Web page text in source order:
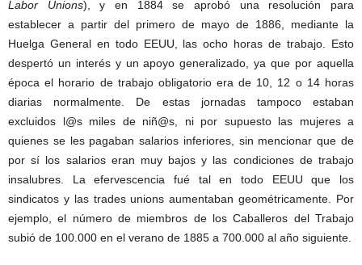
Labor Unions), y en 1884 se aprobó una resolución para
establecer a partir del primero de mayo de 1886, mediante la
Huelga General en todo EEUU, las ocho horas de trabajo. Esto
despertó un interés y un apoyo generalizado, ya que por aquella
época el horario de trabajo obligatorio era de 10, 12 o 14 horas
diarias normalmente. De estas jornadas tampoco estaban
excluidos l@s miles de niñ@s, ni por supuesto las mujeres a
quienes se les pagaban salarios inferiores, sin mencionar que de
por sí los salarios eran muy bajos y las condiciones de trabajo
insalubres. La efervescencia fué tal en todo EEUU que los
sindicatos y las trades unions aumentaban geométricamente. Por
ejemplo, el número de miembros de los Caballeros del Trabajo
subió de 100.000 en el verano de 1885 a 700.000 al año siguiente.